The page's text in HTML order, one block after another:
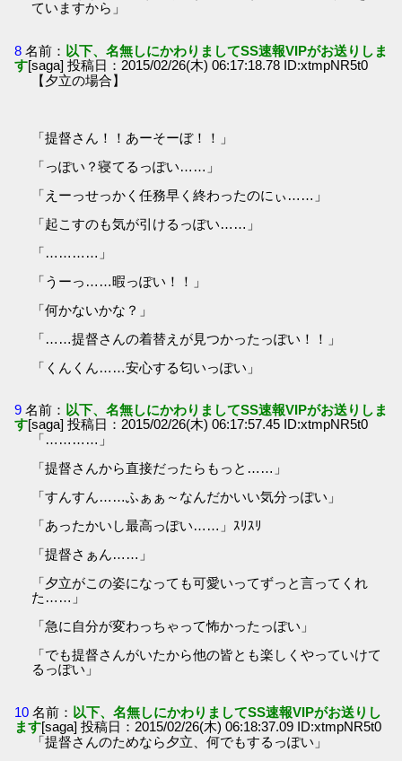
ていますから」
8 名前： 以下、名無しにかわりましてSS速報VIPがお送りしま
す[saga] 投稿日：2015/02/26(木) 06:17:18.78 ID:xtmpNR5t0
【夕立の場合】
「提督さん！！あーそーぼ！！」
「っぽい？寝てるっぽい……」
「えーっせっかく任務早く終わったのにぃ……」
「起こすのも気が引けるっぽい……」
「…………」
「うーっ……暇っぽい！！」
「何かないかな？」
「……提督さんの着替えが見つかったっぽい！！」
「くんくん……安心する匂いっぽい」
9 名前： 以下、名無しにかわりましてSS速報VIPがお送りしま
す[saga] 投稿日：2015/02/26(木) 06:17:57.45 ID:xtmpNR5t0
「…………」
「提督さんから直接だったらもっと……」
「すんすん……ふぁぁ～なんだかいい気分っぽい」
「あったかいし最高っぽい……」ｽﾘｽﾘ
「提督さぁん……」
「夕立がこの姿になっても可愛いってずっと言ってくれ
た……」
「急に自分が変わっちゃって怖かったっぽい」
「でも提督さんがいたから他の皆とも楽しくやっていけて
るっぽい」
10 名前： 以下、名無しにかわりましてSS速報VIPがお送りし
ます[saga] 投稿日：2015/02/26(木) 06:18:37.09 ID:xtmpNR5t0
「提督さんのためなら夕立、何でもするっぽい」